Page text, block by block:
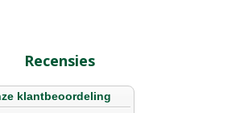
Recensies